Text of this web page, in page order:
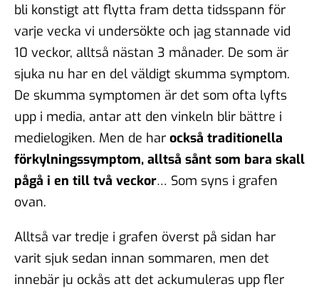
bli konstigt att flytta fram detta tidsspann för
varje vecka vi undersökte och jag stannade vid
10 veckor, alltså nästan 3 månader. De som är
sjuka nu har en del väldigt skumma symptom.
De skumma symptomen är det som ofta lyfts
upp i media, antar att den vinkeln blir bättre i
medielogiken. Men de har också traditionella
förkylningssymptom, alltså sånt som bara skall
pågå i en till två veckor… Som syns i grafen
ovan.
Alltså var tredje i grafen överst på sidan har
varit sjuk sedan innan sommaren, men det
innebär ju ockås att det ackumuleras upp fler